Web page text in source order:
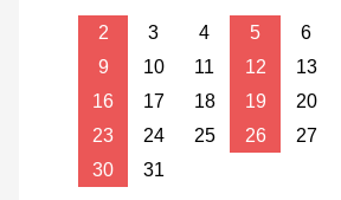
2
3 4 5 6
9
10 11 12 13
16
17 18 19 20
23
24 25 26 27
30
31